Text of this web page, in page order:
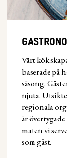
Vårt kök
baserade på
säsong.
njuta.
regionala
är
maten vi
som gäst.